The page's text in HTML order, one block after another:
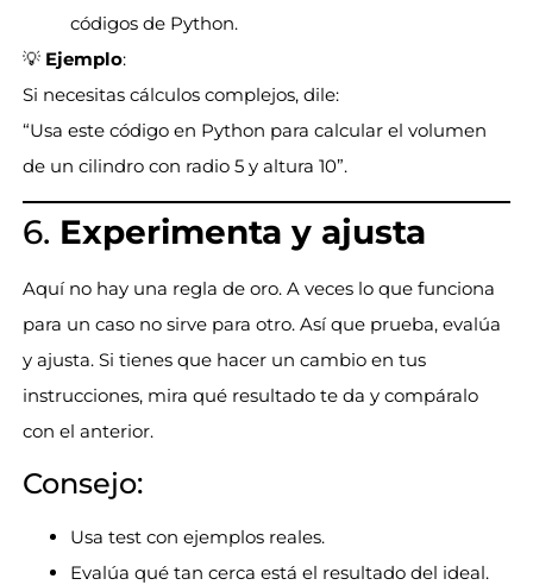
códigos de Python.
💡 Ejemplo:
Si necesitas cálculos complejos, dile:
“Usa este código en Python para calcular el volumen
de un cilindro con radio 5 y altura 10”.
6. Experimenta y ajusta
Aquí no hay una regla de oro. A veces lo que funciona
para un caso no sirve para otro. Así que prueba, evalúa
y ajusta. Si tienes que hacer un cambio en tus
instrucciones, mira qué resultado te da y compáralo
con el anterior.
Consejo:
Usa test con ejemplos reales.
Evalúa qué tan cerca está el resultado del ideal.